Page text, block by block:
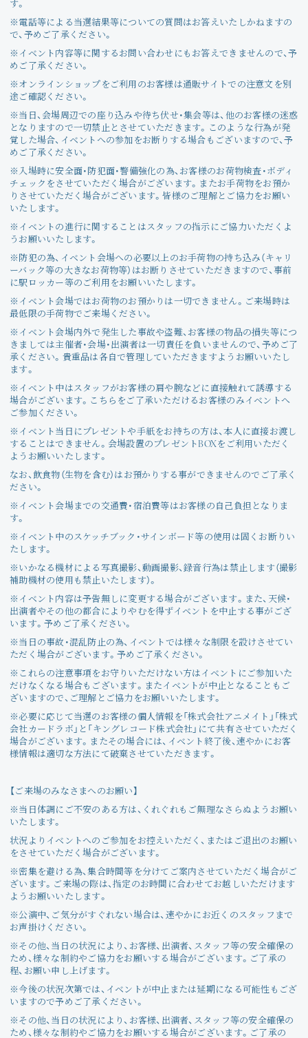
す。
※電話等による当選結果等についての質問はお答えいたしかねますの
で、予めご了承ください。
※イベント内容等に関するお問い合わせにもお答えできませんので、予
めご了承ください。
※オンラインショップをご利用のお客様は通販サイトでの注意文を別
途ご確認ください。
※当日、会場周辺での座り込みや待ち伏せ・集会等は、他のお客様の迷惑
となりますので一切禁止とさせていただきます。このような行為が発
覚した場合、イベントへの参加をお断りする場合もございますので、予
めご了承ください。
※入場時に安全面・防犯面・警備強化の為、お客様のお荷物検査・ボディ
チェックをさせていただく場合がございます。またお手荷物をお預か
りさせていただく場合がございます。皆様のご理解とご協力をお願い
いたします。
※イベントの進行に関することはスタッフの指示にご協力いただくよ
うお願いいたします。
※防犯の為、イベント会場への必要以上のお手荷物の持ち込み（キャリ
ーバック等の大きなお荷物等）はお断りさせていただきますので、事前
に駅ロッカー等のご利用をお願いいたします。
※イベント会場ではお荷物のお預かりは一切できません。ご来場時は
最低限の手荷物でご来場ください。
※イベント会場内外で発生した事故や盗難、お客様の物品の損失等につ
きましては主催者・会場・出演者は一切責任を負いませんので、予めご了
承ください。貴重品は各自で管理していただきますようお願いいたし
ます。
※イベント中はスタッフがお客様の肩や腕などに直接触れて誘導する
場合がございます。こちらをご了承いただけるお客様のみイベントへ
ご参加ください。
※イベント当日にプレゼントや手紙をお持ちの方は、本人に直接お渡し
することはできません。会場設置のプレゼントBOXをご利用いただく
ようお願いいたします。
なお、飲食物（生物を含む）はお預かりする事ができませんのでご了承く
ださい。
※イベント会場までの交通費・宿泊費等はお客様の自己負担となりま
す。
※イベント中のスケッチブック・サインボード等の使用は固くお断りい
たします。
※いかなる機材による写真撮影、動画撮影、録音行為は禁止します（撮影
補助機材の使用も禁止いたします）。
※イベント内容は予告無しに変更する場合がございます。また、天候・
出演者やその他の都合によりやむを得ずイベントを中止する事がござ
います。予めご了承ください。
※当日の事故・混乱防止の為、イベントでは様々な制限を設けさせてい
ただく場合がございます。予めご了承ください。
※これらの注意事項をお守りいただけない方はイベントにご参加いた
だけなくなる場合もございます。またイベントが中止となることもご
ざいますので、ご理解とご協力をお願いいたします。
※必要に応じて当選のお客様の個人情報を「株式会社アニメイト」「株式
会社カードラボ」と「キングレコード株式会社」にて共有させていただく
場合がございます。またその場合には、イベント終了後、速やかにお客
様情報は適切な方法にて破棄させていただきます。
【ご来場のみなさまへのお願い】
※当日体調にご不安のある方は、くれぐれもご無理なさらぬようお願い
いたします。
状況よりイベントへのご参加をお控えいただく、またはご退出のお願い
をさせていただく場合がございます。
※密集を避ける為、集合時間等を分けてご案内させていただく場合がご
ざいます。ご来場の際は、指定のお時間に合わせてお越しいただけます
ようお願いいたします。
※公演中、ご気分がすぐれない場合は、速やかにお近くのスタッフまで
お声掛けください。
※その他、当日の状況により、お客様、出演者、スタッフ等の安全確保の
ため、様々な制約やご協力をお願いする場合がございます。ご了承の
程、お願い申し上げます。
※今後の状況次第では、イベントが中止または延期になる可能性もござ
いますので予めご了承ください。
※その他、当日の状況により、お客様、出演者、スタッフ等の安全確保の
ため、様々な制約やご協力をお願いする場合がございます。ご了承の